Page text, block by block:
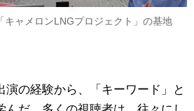
キャメロンLNGプロジェクト」の基地
の経験から、「キーワード」と